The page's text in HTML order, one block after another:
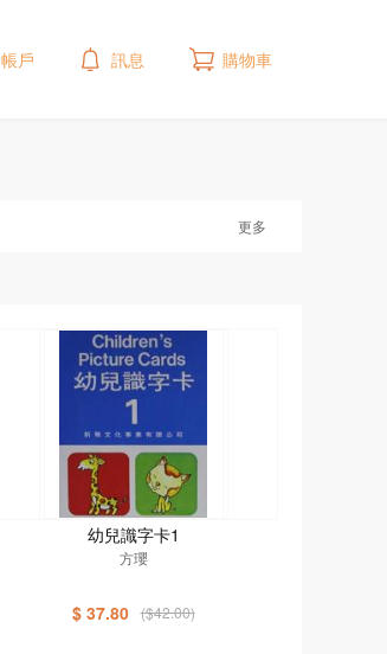
更多
幼兒識字卡1
方瓔
$ 37.80 ($42.00)
帳戶 訊息 購物車